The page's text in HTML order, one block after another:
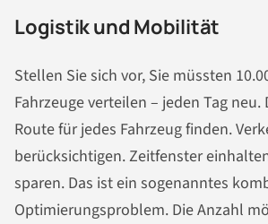
Logistik und Mobilität
Stellen Sie sich vor, Sie müssten
Fahrzeuge verteilen – jeden Tag
Route für jedes Fahrzeug finden.
berücksichtigen. Zeitfenster
sparen. Das ist ein sogenanntes
Optimierungsproblem. Die Anzahl